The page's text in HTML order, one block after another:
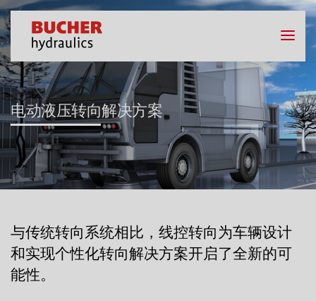
电动液压转向解决方案
与传统转向系统相比，线控转向为车辆设计
和实现个性化转向解决方案开启了全新的可
能性。